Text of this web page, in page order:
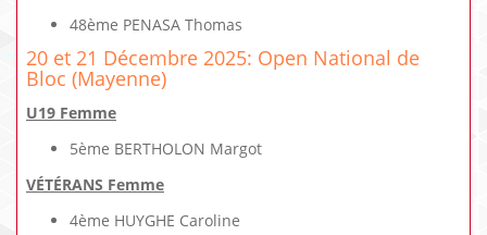
48ème PENASA Thomas
20 et 21 Décembre 2025: Open National de
Bloc (Mayenne)
U19 Femme
5ème BERTHOLON Margot
VÉTÉRANS Femme
4ème HUYGHE Caroline